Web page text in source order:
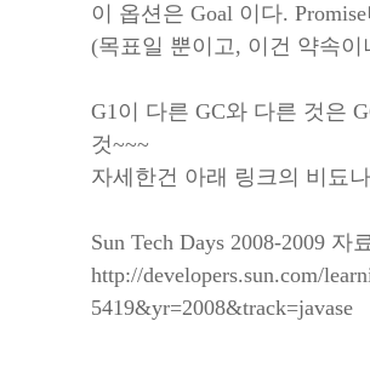
이 옵션은 Goal 이다.
(목표일 뿐이고, 이건 약속
G1이 다른 GC와 다른 것은
것~~~
자세한건 아래 링크의 비됴
Sun Tech Days 2008-2009 자
http://developers.sun.com/
5419&yr=2008&track=javase